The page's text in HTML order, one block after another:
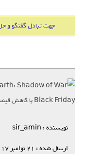
جهت تبادل گفتگو و
نویسنده : sir_amin
ارسال شده : 21 نوامبر 2017